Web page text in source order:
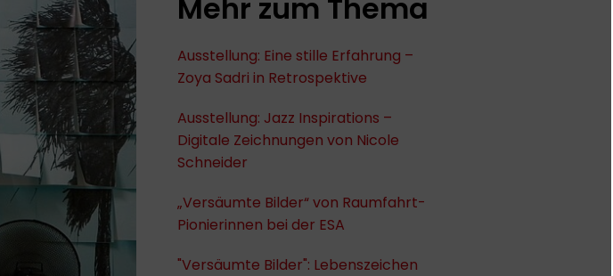
Mehr zum Thema
Ausstellung: Eine stille Erfahrung –
Zoya Sadri in Retrospektive
Ausstellung: Jazz Inspirations –
Digitale Zeichnungen von Nicole
Schneider
„Versäumte Bilder“ von Raumfahrt-
Pionierinnen bei der ESA
"Versäumte Bilder": Lebenszeichen